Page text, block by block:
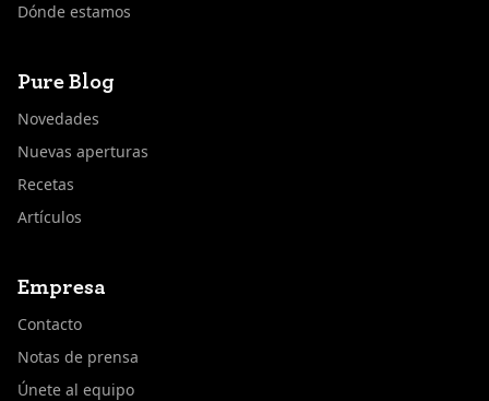
Dónde estamos
Pure Blog
Novedades
Nuevas aperturas
Recetas
Artículos
Empresa
Contacto
Notas de prensa
Únete al equipo